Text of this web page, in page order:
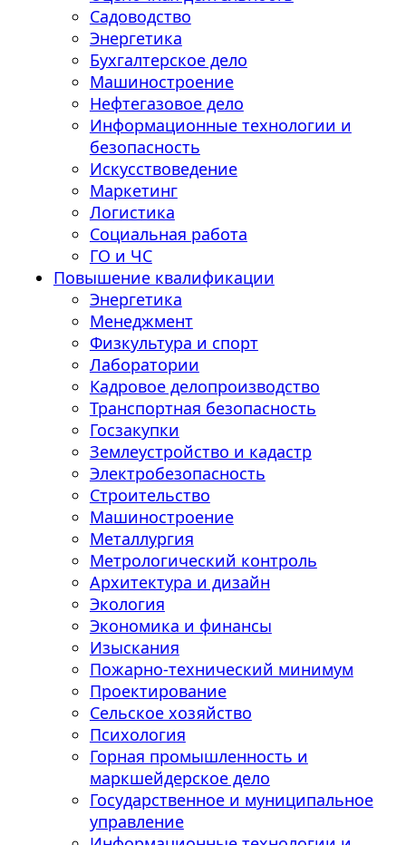
Садоводство
Энергетика
Бухгалтерское дело
Машиностроение
Нефтегазовое дело
Информационные технологии и
безопасность
Искусствоведение
Маркетинг
Логистика
Социальная работа
ГО и ЧС
Повышение квалификации
Энергетика
Менеджмент
Физкультура и спорт
Лаборатории
Кадровое делопроизводство
Транспортная безопасность
Госзакупки
Землеустройство и кадастр
Электробезопасность
Строительство
Машиностроение
Металлургия
Метрологический контроль
Архитектура и дизайн
Экология
Экономика и финансы
Изыскания
Пожарно-технический минимум
Проектирование
Сельское хозяйство
Психология
Горная промышленность и
маркшейдерское дело
Государственное и муниципальное
управление